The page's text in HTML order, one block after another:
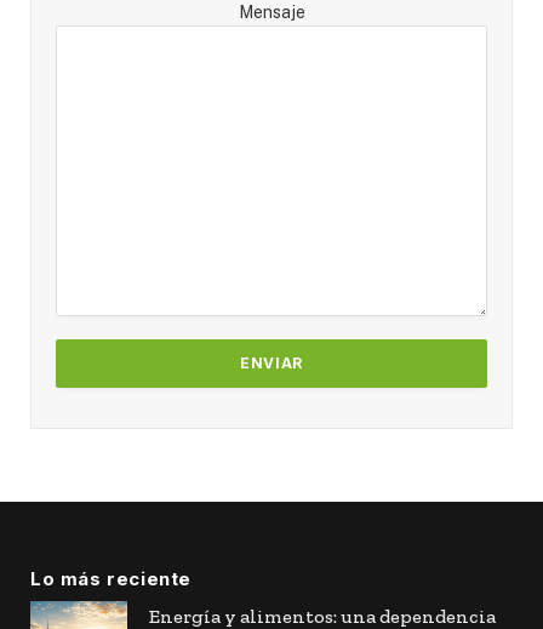
Mensaje
Lo más reciente
Energía y alimentos: una dependencia